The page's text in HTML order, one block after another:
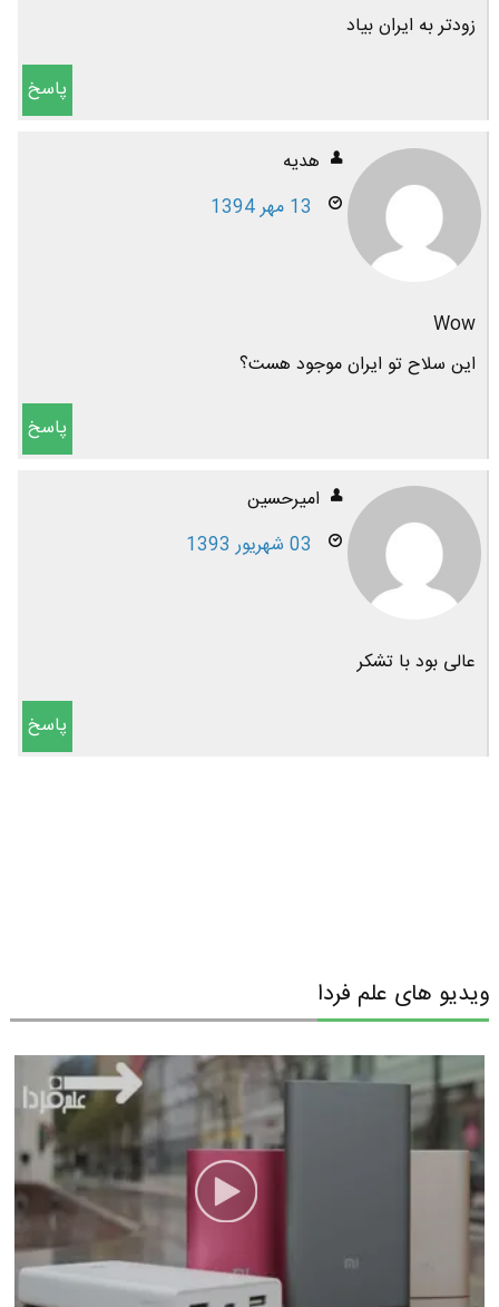
زودتر به ایران بیاد
پاسخ
هديه
13 مهر 1394
Wow
این سلاح تو ایران موجود هست؟
پاسخ
امیرحسین
03 شهریور 1393
عالی بود با تشکر
پاسخ
ویدیو های علم فردا